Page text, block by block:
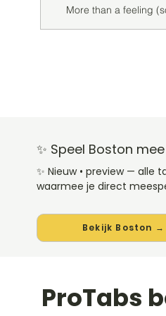
More than a feeling
✨ Speel Boston
✨ Nieuw • preview —
waarmee je direct
Bekijk Boston →
ProTabs